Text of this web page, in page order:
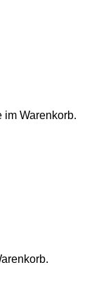
Warenkorb.